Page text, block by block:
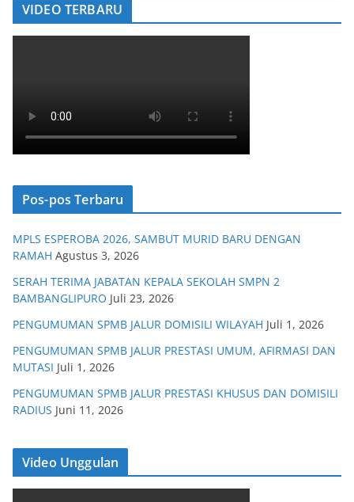
VIDEO TERBARU
Pos-pos Terbaru
MPLS ESPEROBA 2026, SAMBUT MURID BARU DENGAN
RAMAH Agustus 3, 2026
SERAH TERIMA JABATAN KEPALA SEKOLAH SMPN 2
BAMBANGLIPURO Juli 23, 2026
PENGUMUMAN SPMB JALUR DOMISILI WILAYAH Juli 1, 2026
PENGUMUMAN SPMB JALUR PRESTASI UMUM, AFIRMASI DAN
MUTASI Juli 1, 2026
PENGUMUMAN SPMB JALUR PRESTASI KHUSUS DAN DOMISILI
RADIUS Juni 11, 2026
Video Unggulan